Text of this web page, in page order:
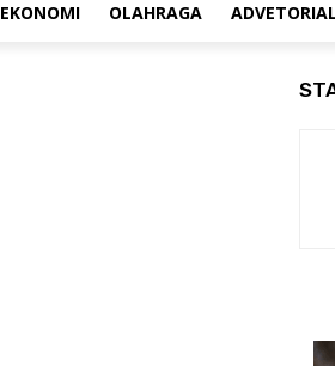
EKONOMI OLAHRAGA ADVETORIAL